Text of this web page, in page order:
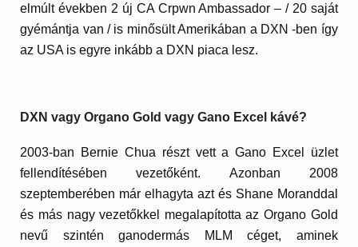
elmúlt években 2 új CA Crpwn Ambassador – / 20 saját
gyémántja van / is minősült Amerikában a DXN -ben így
az USA is egyre inkább a DXN piaca lesz.
DXN vagy Organo Gold vagy Gano Excel kávé?
2003-ban Bernie Chuarészt vett aGano Excel
üzlet
fellendítésében vezetőként. Azonban 2008
szeptemberében már elhagyta azt és Shane Moranddal
és más nagy vezetőkkel megalapította azOrgano Gold
nevű szintén ganodermás MLM céget, aminek